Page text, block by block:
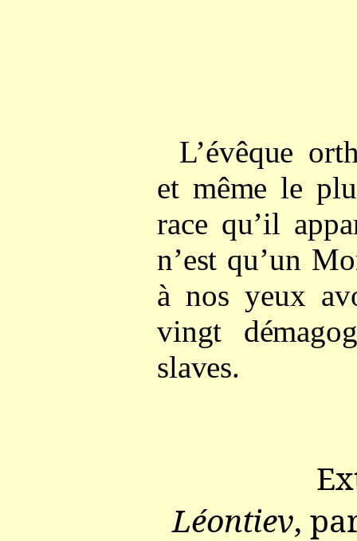
L’évêque
et même le
race qu’il
n’est qu’un
à nos yeux
vingt
slaves.
Léontiev,